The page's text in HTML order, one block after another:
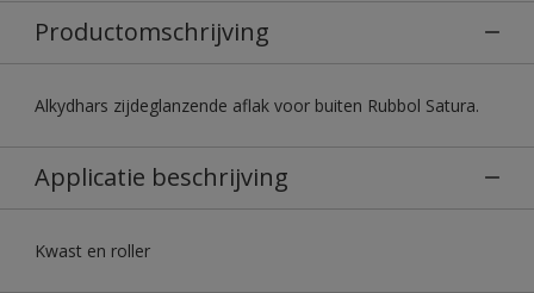
Productomschrijving
Alkydhars zijdeglanzende aflak voor buiten Rubbol Satura.
Applicatie beschrijving
Kwast en roller